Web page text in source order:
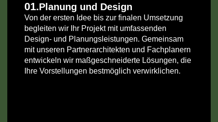
01.Planung und Design
Von der ersten Idee bis zur finalen Umsetzung
begleiten wir Ihr Projekt mit umfassenden
Design- und Planungsleistungen. Gemeinsam
mit unseren Partnerarchitekten und Fachplanern
entwickeln wir maßgeschneiderte Lösungen, die
Ihre Vorstellungen bestmöglich verwirklichen.